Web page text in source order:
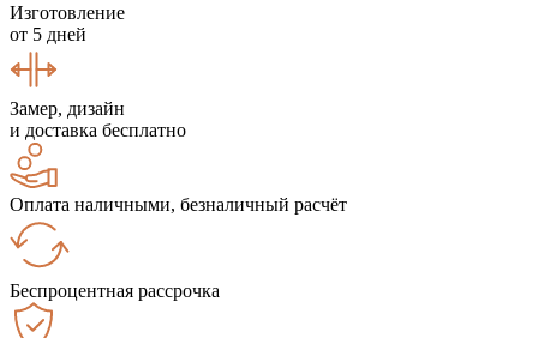
Изготовление
от 5 дней
Замер, дизайн
и доставка бесплатно
Оплата наличными, безналичный расчёт
Беспроцентная рассрочка